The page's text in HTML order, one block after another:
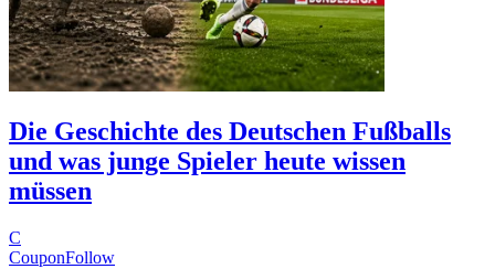
Die Geschichte des Deutschen Fußballs
und was junge Spieler heute wissen
müssen
C
CouponFollow